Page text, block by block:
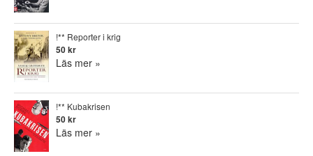
!** Reporter i krig
50 kr
Läs mer »
!** Kubakrisen
50 kr
Läs mer »